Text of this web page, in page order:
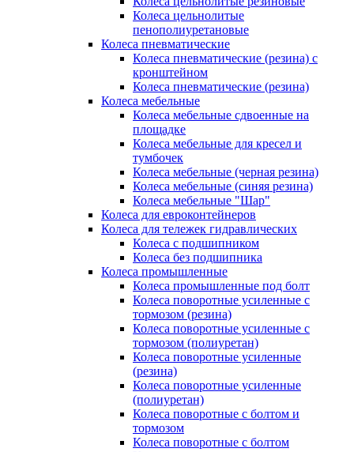
Колеса цельнолитые
пенополиуретановые
Колеса пневматические
Колеса пневматические (резина) с
кронштейном
Колеса пневматические (резина)
Колеса мебельные
Колеса мебельные сдвоенные на
площадке
Колеса мебельные для кресел и
тумбочек
Колеса мебельные (черная резина)
Колеса мебельные (синяя резина)
Колеса мебельные "Шар"
Колеса для евроконтейнеров
Колеса для тележек гидравлических
Колеса с подшипником
Колеса без подшипника
Колеса промышленные
Колеса промышленные под болт
Колеса поворотные усиленные с
тормозом (резина)
Колеса поворотные усиленные с
тормозом (полиуретан)
Колеса поворотные усиленные
(резина)
Колеса поворотные усиленные
(полиуретан)
Колеса поворотные с болтом и
тормозом
Колеса поворотные с болтом